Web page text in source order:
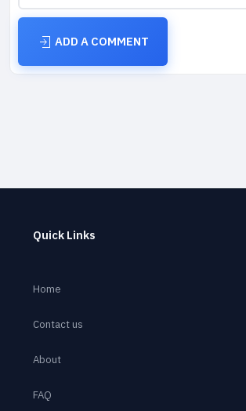
ADD A COMMENT
Quick Links
Home
Contact us
About
FAQ